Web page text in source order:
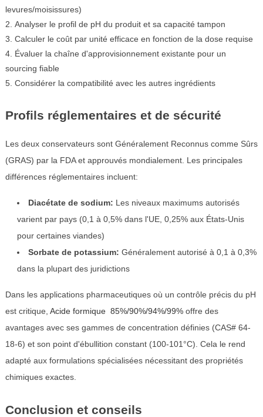
levures/moisissures)
Analyser le profil de pH du produit et sa capacité tampon
Calculer le coût par unité efficace en fonction de la dose requise
Évaluer la chaîne d'approvisionnement existante pour un
sourcing fiable
Considérer la compatibilité avec les autres ingrédients
Profils réglementaires et de sécurité
Les deux conservateurs sont Généralement Reconnus comme Sûrs
(GRAS) par la FDA et approuvés mondialement. Les principales
différences réglementaires incluent:
Diacétate de sodium: Les niveaux maximums autorisés
varient par pays (0,1 à 0,5% dans l'UE, 0,25% aux États-Unis
pour certaines viandes)
Sorbate de potassium: Généralement autorisé à 0,1 à 0,3%
dans la plupart des juridictions
Dans les applications pharmaceutiques où un contrôle précis du pH
est critique, Acide formique 85%/90%/94%/99%offre des
avantages avec ses gammes de concentration définies (CAS# 64-
18-6) et son point d'ébullition constant (100-101°C). Cela le rend
adapté aux formulations spécialisées nécessitant des propriétés
chimiques exactes.
Conclusion et conseils